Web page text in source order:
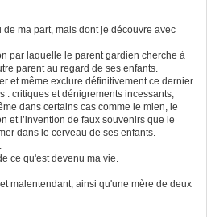
de ma part, mais dont je découvre avec
par laquelle le parent gardien cherche à
parent au regard de ses enfants.
et même exclure définitivement ce dernier.
: critiques et dénigrements incessants,
dans certains cas comme le mien, le
et l’invention de faux souvenirs que le
dans le cerveau de ses enfants.
ce qu'est devenu ma vie.
malentendant, ainsi qu'une mère de deux